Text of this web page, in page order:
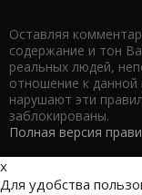
Оставляя
содержание и тон
реальных людей,
отношение к
нарушают эти
заблокированы.
Полная версия
x
Для удобства